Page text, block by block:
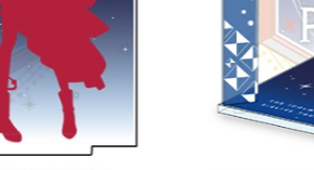
パックマン
ナムコクラシック
スサノオマジック